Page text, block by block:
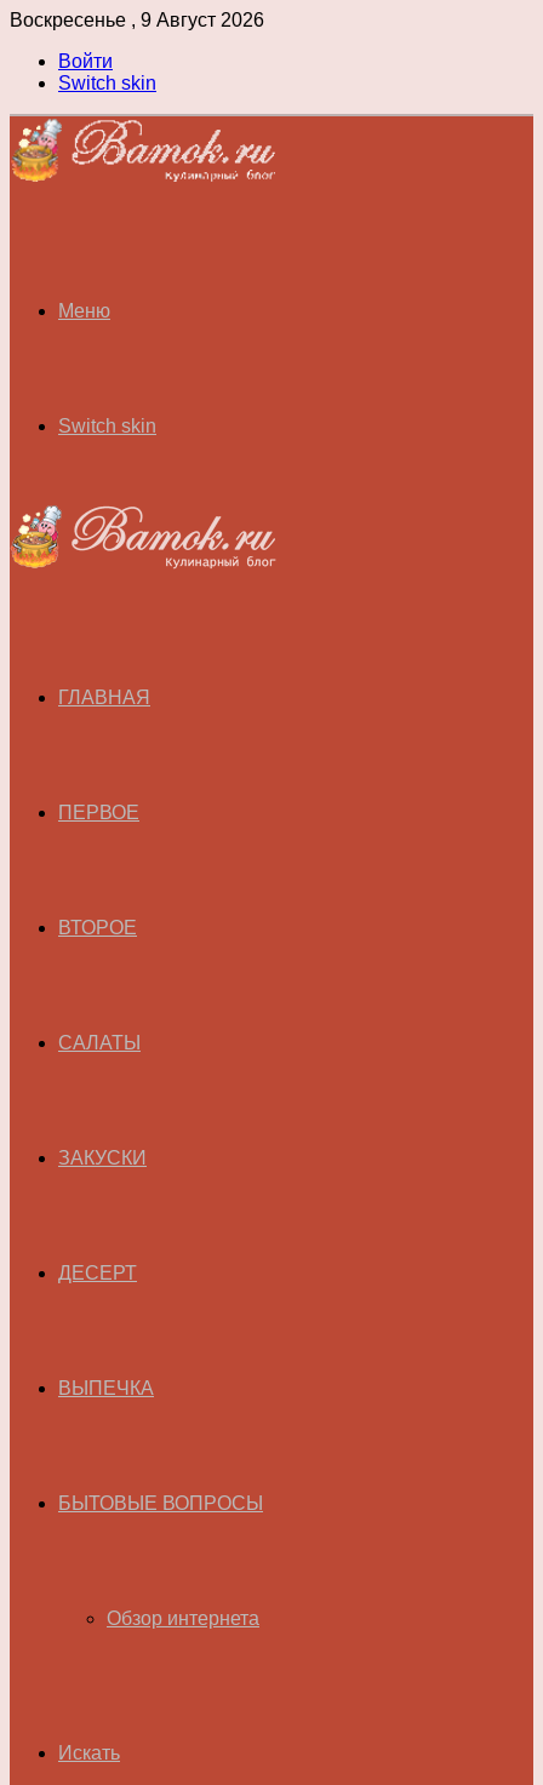
Воскресенье , 9 Август 2026
Войти
Switch skin
Меню
Switch skin
ГЛАВНАЯ
ПЕРВОЕ
ВТОРОЕ
САЛАТЫ
ЗАКУСКИ
ДЕСЕРТ
ВЫПЕЧКА
БЫТОВЫЕ ВОПРОСЫ
Обзор интернета
Искать